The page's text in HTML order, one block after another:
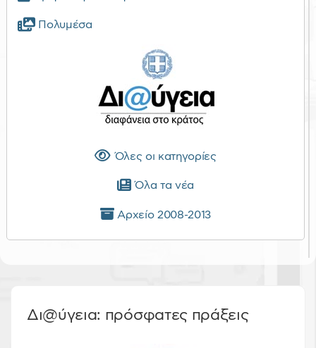
Πολυμέσα
Όλες οι κατηγορίες
Όλα τα νέα
Αρχείο 2008-2013
Δι@ύγεια: πρόσφατες πράξεις